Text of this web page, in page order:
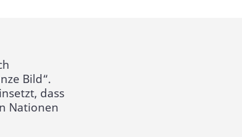
Bild“.
dass
Nationen